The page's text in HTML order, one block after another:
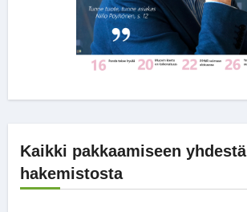
Kaikki pakkaamiseen yhdestä
hakemistosta